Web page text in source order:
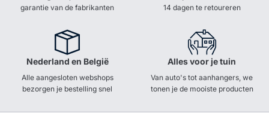
garantie van de fabrikanten
14 dagen te retoureren
Nederland en België
Alle aangesloten webshops
bezorgen je bestelling snel
Alles voor je tuin
Van auto's tot aanhangers, we
tonen je de mooiste producten